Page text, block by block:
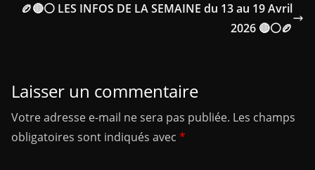
🏉🔴⚪ LES INFOS DE LA SEMAINE du 13 au 19 Avril
2026 🔴⚪🏉
Laisser un commentaire
Votre adresse e-mail ne sera pas publiée. Les champs
obligatoires sont indiqués avec *